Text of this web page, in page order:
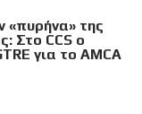
«πυρήνα» της
Στο CCS ο
για το AMCA